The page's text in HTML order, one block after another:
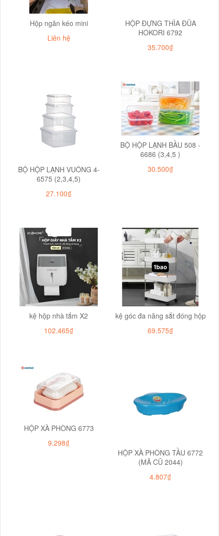
Hộp ngăn kéo mini
Liên hệ
HỘP ĐỰNG THÌA ĐŨA
HOKORI 6792
35.700₫
BỘ HỘP LẠNH VUÔNG 4-
6575 (2,3,4,5)
27.100₫
BỘ HỘP LẠNH BẦU 508 -
6686 (3,4,5 )
30.500₫
kệ hộp nhà tắm X2
102.465₫
kệ góc đa năng sắt đóng hộp
69.575₫
HỘP XÀ PHÒNG 6773
9.298₫
HỘP XÀ PHÒNG TẦU 6772
(MÃ CŨ 2044)
4.807₫